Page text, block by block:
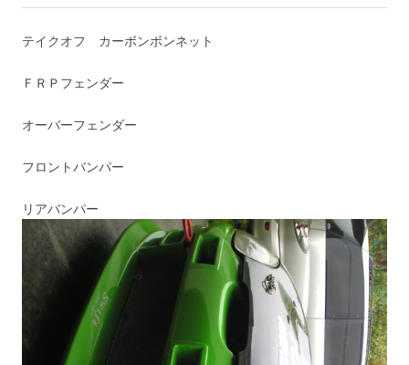
テイクオフ カーボンボンネット
ＦＲＰフェンダー
オーバーフェンダー
フロントバンパー
リアバンパー